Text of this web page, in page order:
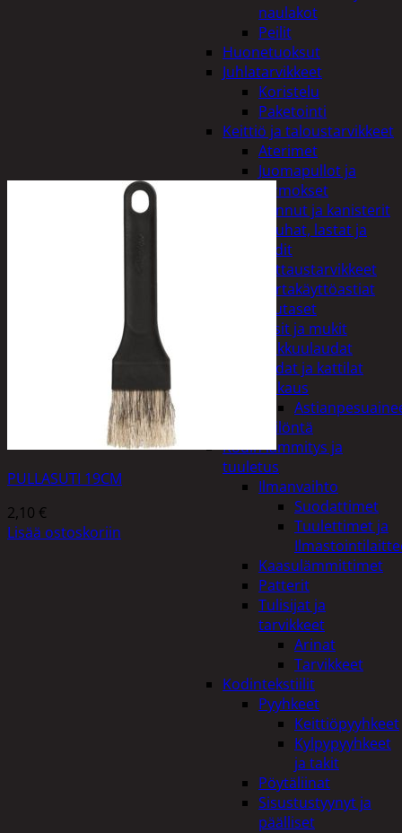
naulakot
Peilit
Huonetuoksut
Juhlatarvikkeet
Koristelu
Paketointi
Keittiö ja taloustarvikkeet
Aterimet
Juomapullot ja
termokset
Kannut ja kanisterit
Kauhat, lastat ja
sudit
Kattaustarvikkeet
Kertakäyttöastiat
Lautaset
Lasit ja mukit
Leikkuulaudat
Padat ja kattilat
Tiskaus
Säilöntä
Kodin lämmitys ja
tuuletus
Ilmanvaihto
Suodattimet
Tuulettimet ja
Kaasulämmittimet
Patterit
Tulisijat ja
tarvikkeet
Arinat
Tarvikkeet
Kodintekstiilit
Pyyhkeet
Keittiöpyyhkeet
Kylpypyyhkeet
ja takit
Pöytäliinat
Sisustustyynyt ja
päälliset
PULLASUTI 19CM
2,10 €
Lisää ostoskoriin